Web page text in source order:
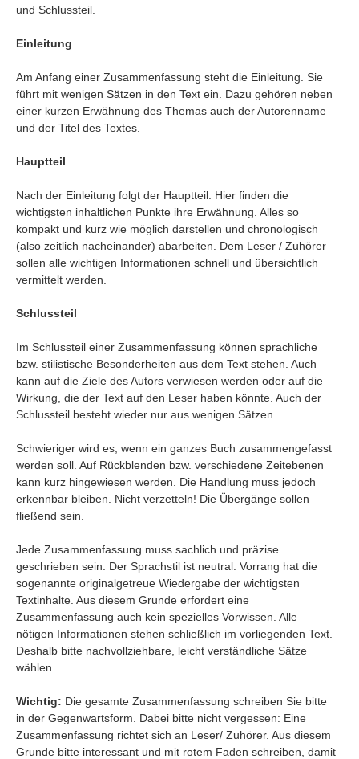
Letzte Beiträge
Aktive Forenbeiträge
Dies ist das Forum um neue Funktionen und Information zu Wünschen
Regeln (Bitte vor dem posten lesen)
Regeln (Bitte vor dem posten lesen)
und Schlussteil.
Einleitung
Am Anfang einer Zusammenfassung steht die Einleitung. Sie
führt mit wenigen Sätzen in den Text ein. Dazu gehören neben
einer kurzen Erwähnung des Themas auch der Autorenname
und der Titel des Textes.
Hauptteil
Nach der Einleitung folgt der Hauptteil. Hier finden die
wichtigsten inhaltlichen Punkte ihre Erwähnung. Alles so
kompakt und kurz wie möglich darstellen und chronologisch
(also zeitlich nacheinander) abarbeiten. Dem Leser / Zuhörer
sollen alle wichtigen Informationen schnell und übersichtlich
vermittelt werden.
Schlussteil
Im Schlussteil einer Zusammenfassung können sprachliche
bzw. stilistische Besonderheiten aus dem Text stehen. Auch
kann auf die Ziele des Autors verwiesen werden oder auf die
Wirkung, die der Text auf den Leser haben könnte. Auch der
Schlussteil besteht wieder nur aus wenigen Sätzen.
Schwieriger wird es, wenn ein ganzes Buch zusammengefasst
werden soll. Auf Rückblenden bzw. verschiedene Zeitebenen
kann kurz hingewiesen werden. Die Handlung muss jedoch
erkennbar bleiben. Nicht verzetteln! Die Übergänge sollen
fließend sein.
Jede Zusammenfassung muss sachlich und präzise
geschrieben sein. Der Sprachstil ist neutral. Vorrang hat die
sogenannte originalgetreue Wiedergabe der wichtigsten
Textinhalte. Aus diesem Grunde erfordert eine
Zusammenfassung auch kein spezielles Vorwissen. Alle
nötigen Informationen stehen schließlich im vorliegenden Text.
Deshalb bitte nachvollziehbare, leicht verständliche Sätze
wählen.
Wichtig: Die gesamte Zusammenfassung schreiben Sie bitte
in der Gegenwartsform. Dabei bitte nicht vergessen: Eine
Zusammenfassung richtet sich an Leser/ Zuhörer. Aus diesem
Grunde bitte interessant und mit rotem Faden schreiben, damit